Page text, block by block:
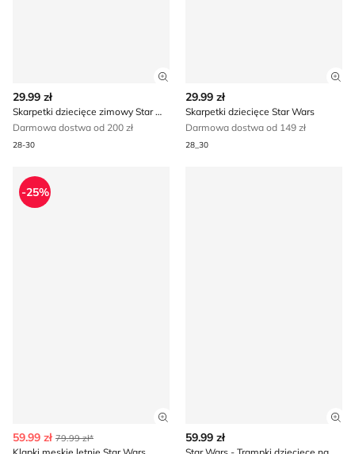
Zobacz szczegóły produktu
29.99 zł
Skarpetki dziecięce zimowy Star Wars
Darmowa dostwa od 200 zł
28-30
29.99 zł
Skarpetki dziecięce Star Wars
Darmowa dostwa od 149 zł
28_30
Klapki męskie letnie Star Wars
-25%
Zobacz szczegóły produktu
59.99 zł 79.99 zł* 59.99 zł